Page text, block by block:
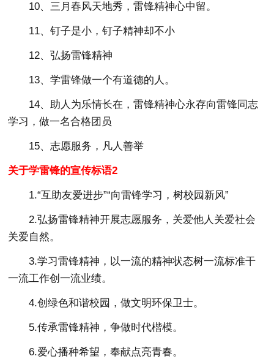
10、三月春风天地秀，雷锋精神心中留。
11、钉子是小，钉子精神却不小
12、弘扬雷锋精神
13、学雷锋做一个有道德的人。
14、助人为乐情长在，雷锋精神心永存向雷锋同志
学习，做一名合格团员
15、志愿服务，凡人善举
关于学雷锋的宣传标语2
1.“互助友爱进步”“向雷锋学习，树校园新风”
2.弘扬雷锋精神开展志愿服务，关爱他人关爱社会
关爱自然。
3.学习雷锋精神，以一流的精神状态树一流标准干
一流工作创一流业绩。
4.创绿色和谐校园，做文明环保卫士。
5.传承雷锋精神，争做时代楷模。
6.爱心播种希望，奉献点亮青春。